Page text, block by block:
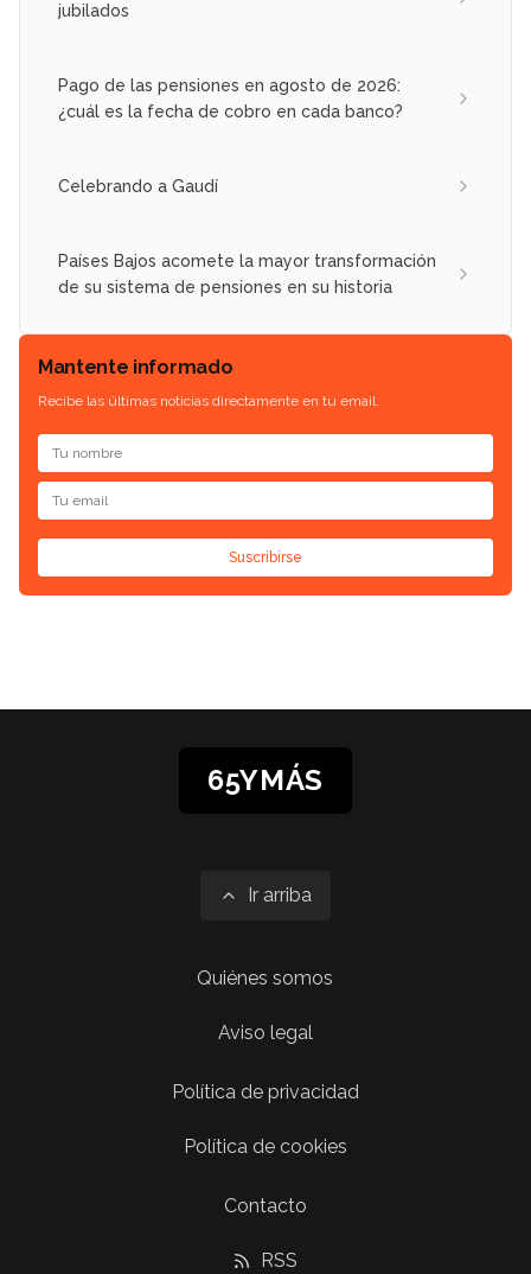
jubilados
Pago de las pensiones en agosto de 2026:
¿cuál es la fecha de cobro en cada banco?
Celebrando a Gaudí
Países Bajos acomete la mayor transformación
de su sistema de pensiones en su historia
Mantente informado
Recibe las últimas noticias directamente en tu email.
Suscribirse
65YMÁS
Ir arriba
Quiénes somos
Aviso legal
Política de privacidad
Política de cookies
Contacto
RSS